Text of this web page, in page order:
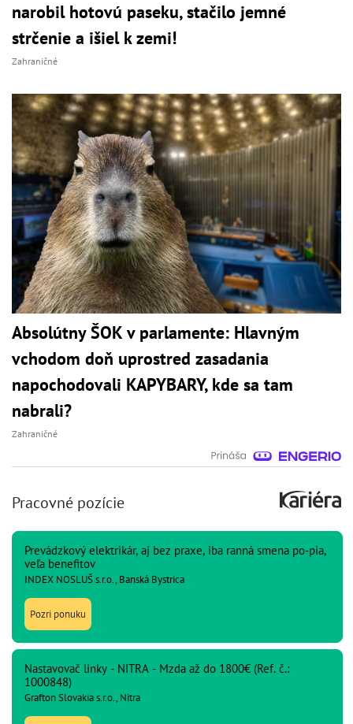
narobil hotovú paseku, stačilo jemné
strčenie a išiel k zemi!
Zahraničné
Absolútny ŠOK v parlamente: Hlavným
vchodom doň uprostred zasadania
napochodovali KAPYBARY, kde sa tam
nabrali?
Zahraničné
Pracovné pozície
Prevádzkový elektrikár, aj bez praxe, iba ranná smena po-pia,
veľa benefitov
INDEX NOSLUŠ s.r.o., Banská Bystrica
Pozri ponuku
Nastavovač linky - NITRA - Mzda až do 1800€ (Ref. č.:
1000848)
Grafton Slovakia s.r.o., Nitra